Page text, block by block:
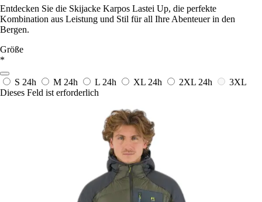
Entdecken Sie die Skijacke Karpos Lastei Up, die perfekte
Kombination aus Leistung und Stil für all Ihre Abenteuer in den
Bergen.
Größe
*
S 24h M 24h L 24h XL 24h 2XL 24h
3XL
Dieses Feld ist erforderlich